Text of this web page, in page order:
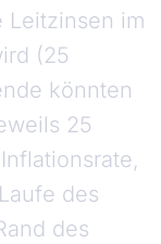
Leitzinsen im
(25
könnten
25
des
des